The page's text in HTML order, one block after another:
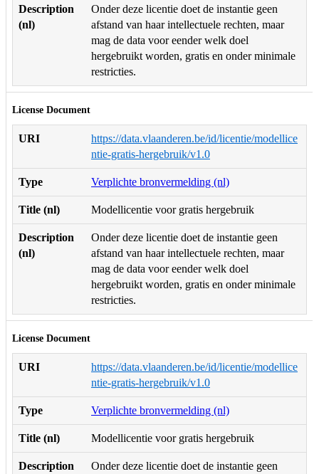
Description
(nl)
Onder deze licentie doet de instantie geen
afstand van haar intellectuele rechten, maar
mag de data voor eender welk doel
hergebruikt worden, gratis en onder minimale
restricties.
License Document
URI
https://data.vlaanderen.be/id/licentie/modellice
ntie-gratis-hergebruik/v1.0
Type Verplichte bronvermelding (nl)
Title (nl) Modellicentie voor gratis hergebruik
Description
(nl)
Onder deze licentie doet de instantie geen
afstand van haar intellectuele rechten, maar
mag de data voor eender welk doel
hergebruikt worden, gratis en onder minimale
restricties.
License Document
URI
https://data.vlaanderen.be/id/licentie/modellice
ntie-gratis-hergebruik/v1.0
Type Verplichte bronvermelding (nl)
Title (nl) Modellicentie voor gratis hergebruik
Description
Onder deze licentie doet de instantie geen